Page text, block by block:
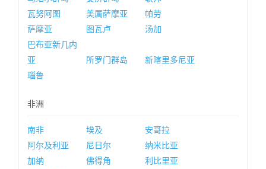
瓦努阿图
美属萨摩亚
帕劳
萨摩亚
图瓦卢
汤加
巴布亚新几内
亚
所罗门群岛
新喀里多尼亚
瑙鲁
非洲
南非 埃及
安哥拉
阿尔及利亚
尼日尔
纳米比亚
加纳
佛得角
利比里亚